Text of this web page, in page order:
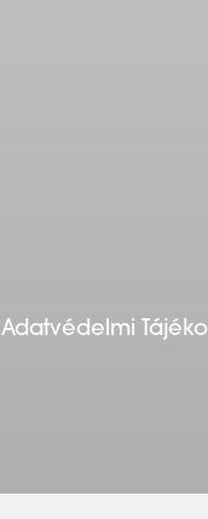
Adatvédelmi